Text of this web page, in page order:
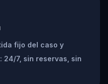
fijo del caso y
24/7, sin reservas, sin